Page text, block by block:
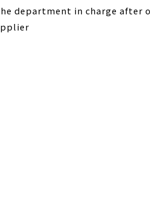
department in charge after